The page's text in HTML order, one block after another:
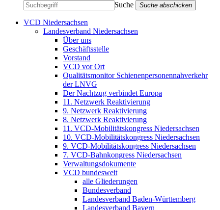
Suche
Suche abschicken
VCD Niedersachsen
Landesverband Niedersachsen
Über uns
Geschäftsstelle
Vorstand
VCD vor Ort
Qualitätsmonitor Schienenpersonennahverkehr
der LNVG
Der Nachtzug verbindet Europa
11. Netzwerk Reaktivierung
9. Netzwerk Reaktivierung
8. Netzwerk Reaktivierung
11. VCD-Mobilitätskongress Niedersachsen
10. VCD-Mobilitätskongress Niedersachsen
9. VCD-Mobilitätskongress Niedersachsen
7. VCD-Bahnkongress Niedersachsen
Verwaltungsdokumente
VCD bundesweit
alle Gliederungen
Bundesverband
Landesverband Baden-Württemberg
Landesverband Bayern